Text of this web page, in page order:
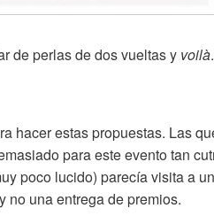
de perlas de dos vueltas y voilà.
hacer estas propuestas. Las
para este evento tan
poco lucido) parecía visita a
no una entrega de premios.